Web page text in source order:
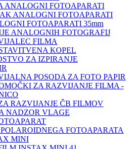
ANALOGNI FOTOAPARATI
ANALOGNI FOTOAPARATI
FOTOAPARATI 35mm
ANALOGNIH FOTOGRAFIJ
FILMA
KOPEL
ZA IZPIRANJE
POSODA ZA FOTO PAPIR
ZA RAZVIJANJE FILMA -
RAZVIJANJE ČB FILMOV
NADZOR VLAGE
FOTOAPARATA
MINI